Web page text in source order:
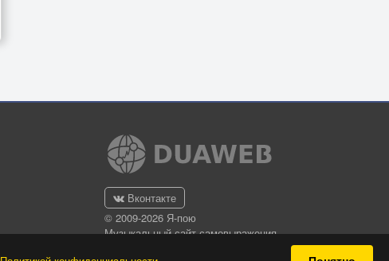
Вконтакте
© 2009-2026 Я-пою
Музыкальный сайт самовыражения